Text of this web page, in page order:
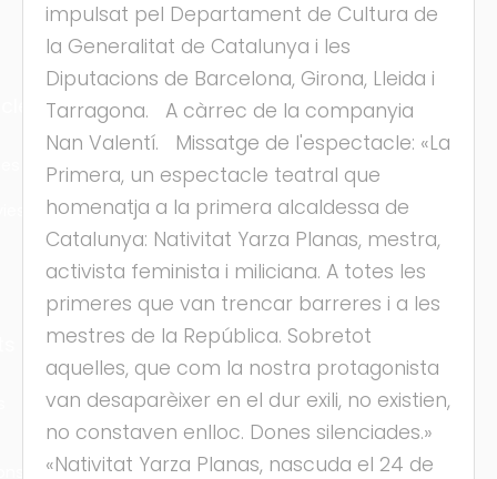
impulsat pel Departament de Cultura de
la Generalitat de Catalunya i les
Diputacions de Barcelona, Girona, Lleida i
Tarragona. A càrrec de la companyia
Nan Valentí. Missatge de l'espectacle: «La
Primera, un espectacle teatral que
homenatja a la primera alcaldessa de
Catalunya: Nativitat Yarza Planas, mestra,
activista feminista i miliciana. A totes les
primeres que van trencar barreres i a les
mestres de la República. Sobretot
aquelles, que com la nostra protagonista
van desaparèixer en el dur exili, no existien,
no constaven enlloc. Dones silenciades.»
«Nativitat Yarza Planas, nascuda el 24 de